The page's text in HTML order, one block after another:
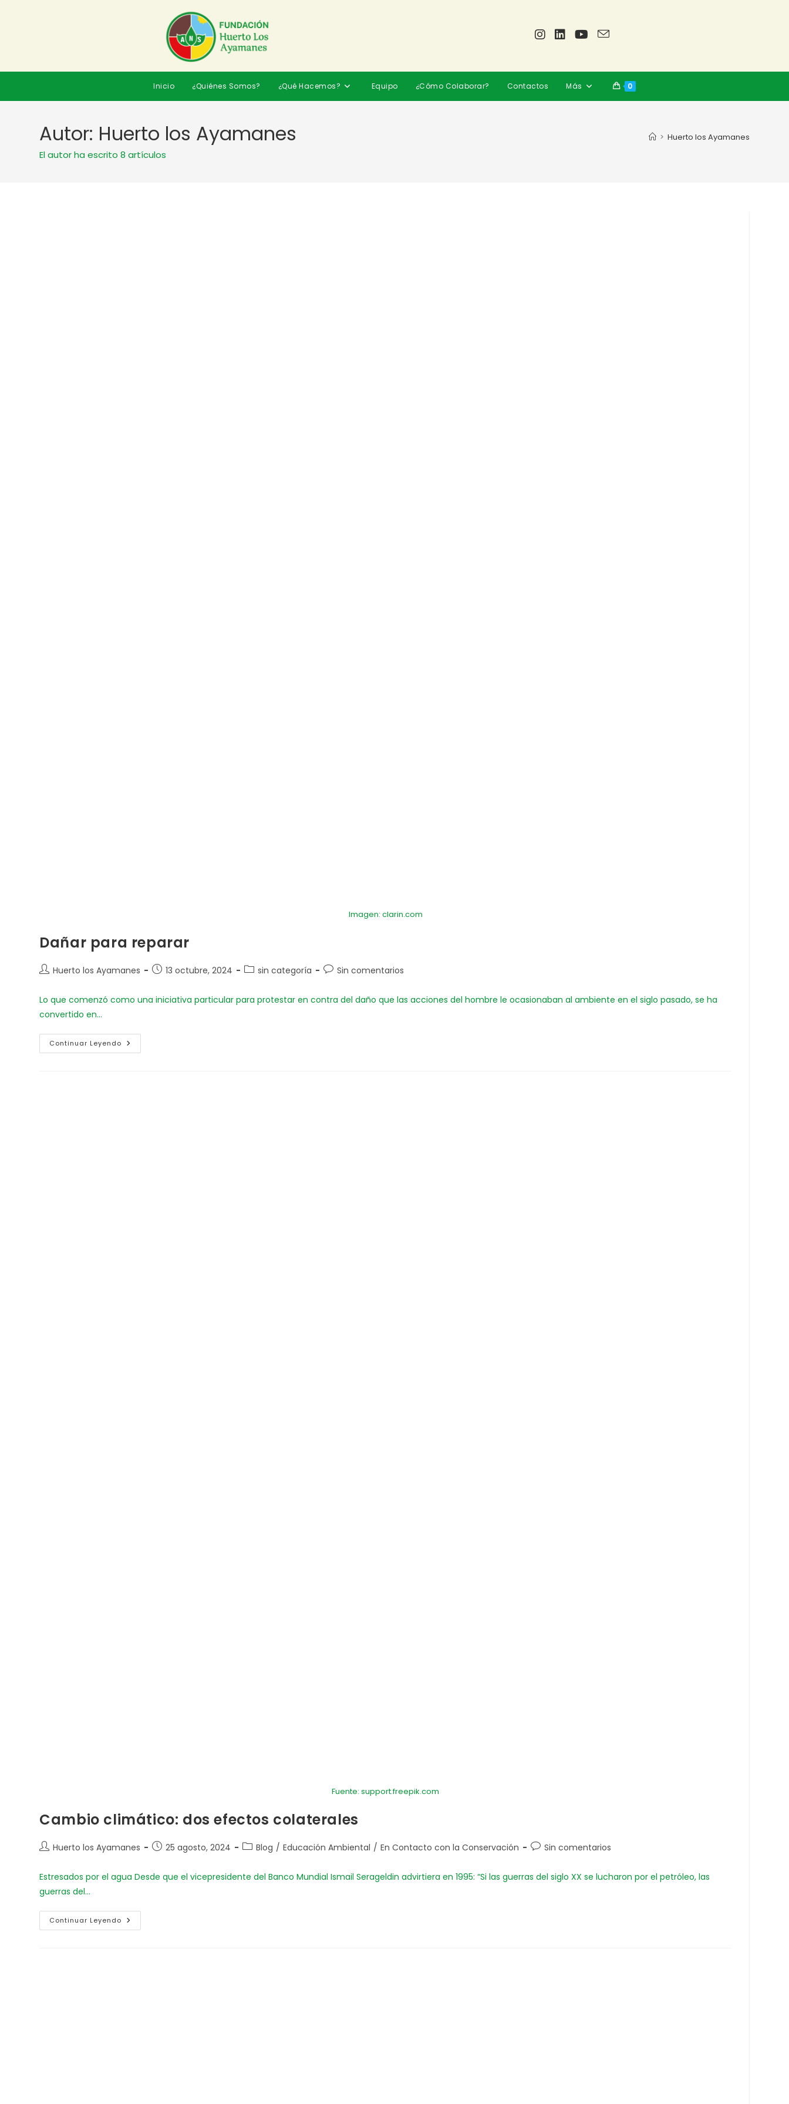
Inicio ¿Quiénes Somos? ¿Qué Hacemos? Equipo ¿Cómo Colaborar? Contactos Más 0
Autor: Huerto los Ayamanes
El autor ha escrito 8 artículos
> Huerto los Ayamanes
Imagen: clarin.com
Dañar para reparar
Huerto los Ayamanes 13 octubre, 2024 sin categoría Sin comentarios
Lo que comenzó como una iniciativa particular para protestar en contra del daño que las acciones del hombre le ocasionaban al ambiente en el siglo pasado, se ha
convertido en…
Continuar Leyendo
Fuente: support.freepik.com
Cambio climático: dos efectos colaterales
Huerto los Ayamanes 25 agosto, 2024 Blog / Educación Ambiental / En Contacto con la Conservación Sin comentarios
Estresados por el agua Desde que el vicepresidente del Banco Mundial Ismail Serageldin advirtiera en 1995: “Si las guerras del siglo XX se lucharon por el petróleo, las
guerras del…
Continuar Leyendo